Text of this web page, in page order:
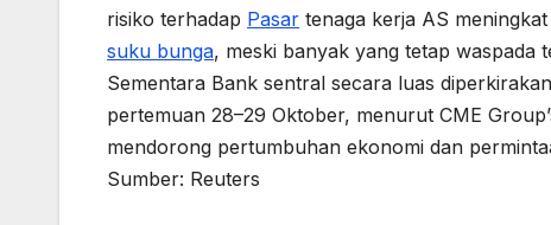
risiko terhadap Pasar tenaga kerja AS
suku bunga, meski banyak yang tetap waspada
Sementara Bank sentral secara luas
pertemuan 28–29 Oktober, menurut CME
mendorong pertumbuhan ekonomi dan
Sumber: Reuters